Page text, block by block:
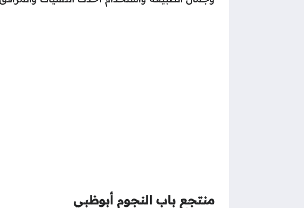
منتجع باب النجوم أبوظبي